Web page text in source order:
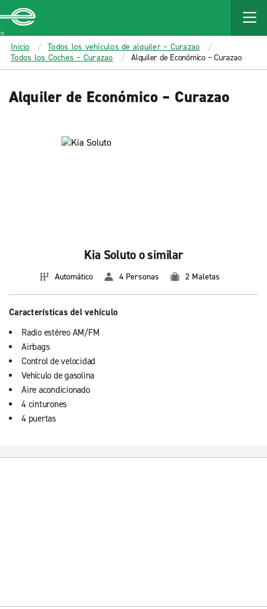
MAIN
CONTENT
Enterprise
Inicio
Todos los vehículos de alquiler – Curazao
Todos los Coches – Curazao
Alquiler de Económico – Curazao
Alquiler de Económico – Curazao
Kia Soluto o similar
Automático 4 Personas 2 Maletas
Características del vehículo
Radio estéreo AM/FM
Airbags
Control de velocidad
Vehículo de gasolina
Aire acondicionado
4 cinturones
4 puertas